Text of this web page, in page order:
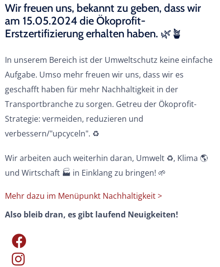
Wir freuen uns, bekannt zu geben, dass wir
am 15.05.2024 die Ökoprofit-
Erstzertifizierung erhalten haben. 🌿🪴
In unserem Bereich ist der Umweltschutz keine einfache
Aufgabe. Umso mehr freuen wir uns, dass wir es
geschafft haben für mehr Nachhaltigkeit in der
Transportbranche zu sorgen. Getreu der Ökoprofit-
Strategie: vermeiden, reduzieren und
verbessern/"upcyceln". ♻
Wir arbeiten auch weiterhin daran, Umwelt ♻, Klima 🌎
und Wirtschaft 🏭 in Einklang zu bringen! 🌱
Mehr dazu im Menüpunkt Nachhaltigkeit >
Also bleib dran, es gibt laufend Neuigkeiten!
Instagram Huber Transporte
Instagram Huber Transporte